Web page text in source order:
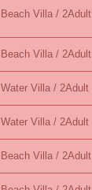
Beach Villa / 2Adult
Beach Villa / 2Adult
Water Villa / 2Adult
Water Villa / 2Adult
Beach Villa / 2Adult